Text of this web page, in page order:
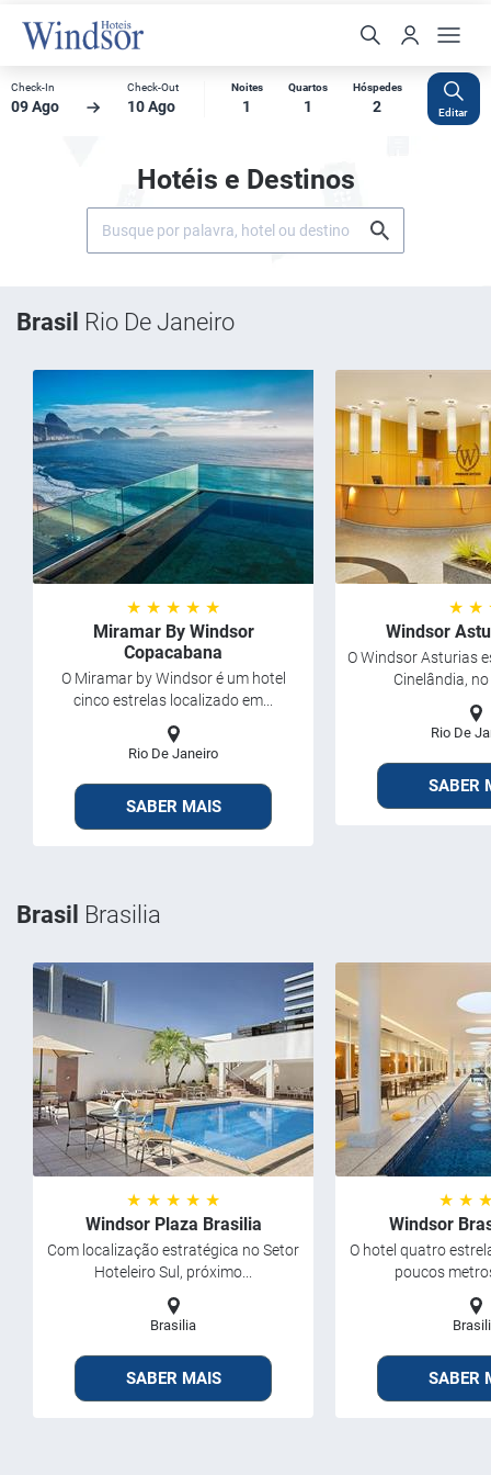
Check-In
09 Ago
Check-Out
10 Ago
Noites
1
Quartos
1
Hóspedes
2 Editar
Hotéis e Destinos
Brasil Rio De Janeiro
★ ★ ★ ★ ★
Miramar By Windsor
Copacabana
O Miramar by Windsor é um hotel
cinco estrelas localizado em...
Rio De Janeiro
SABER MAIS
★ ★
Windsor
O Windsor Asturias
Cinelândia,
Rio De
SABER
Brasil Brasilia
★ ★ ★ ★ ★
Windsor Plaza Brasilia
Com localização estratégica no Setor
Hoteleiro Sul, próximo...
Brasilia
SABER MAIS
★ ★
Windsor
O hotel quatro
poucos
SABER